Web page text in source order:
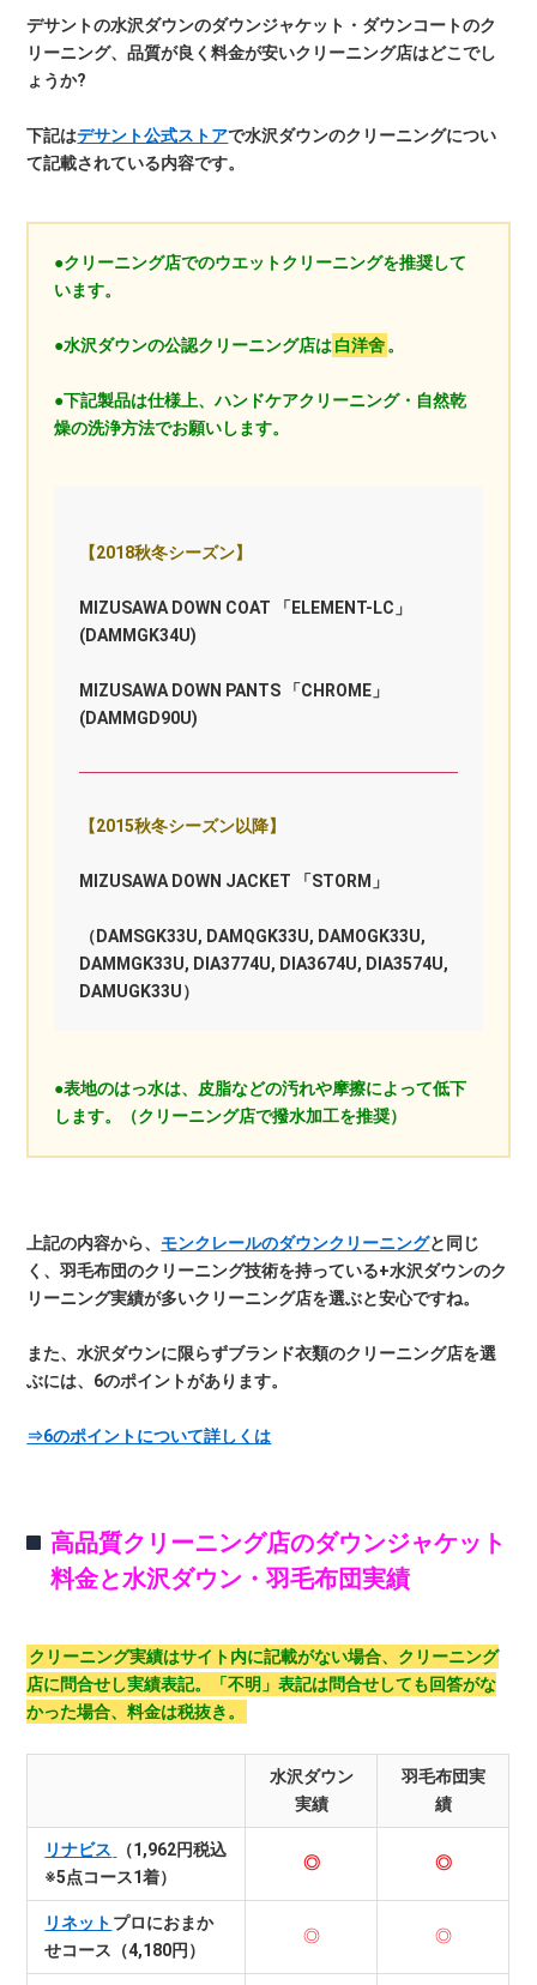
デサントの水沢ダウンのダウンジャケット・ダウンコートのク
リーニング、品質が良く料金が安いクリーニング店はどこでし
ょうか?
下記はデサント公式ストアで水沢ダウンのクリーニングについ
て記載されている内容です。
●クリーニング店でのウエットクリーニングを推奨して
います。
●水沢ダウンの公認クリーニング店は白洋舍。
●下記製品は仕様上、ハンドケアクリーニング・自然乾
燥の洗浄方法でお願いします。
【2018秋冬シーズン】
MIZUSAWA DOWN COAT 「ELEMENT-LC」
(DAMMGK34U)
MIZUSAWA DOWN PANTS 「CHROME」
(DAMMGD90U)
【2015秋冬シーズン以降】
MIZUSAWA DOWN JACKET 「STORM」
（DAMSGK33U, DAMQGK33U, DAMOGK33U,
DAMMGK33U, DIA3774U, DIA3674U, DIA3574U,
DAMUGK33U）
●表地のはっ水は、皮脂などの汚れや摩擦によって低下
します。（クリーニング店で撥水加工を推奨）
上記の内容から、 モンクレールのダウンクリーニングと同じ
く、羽毛布団のクリーニング技術を持っている+水沢ダウンのク
リーニング実績が多いクリーニング店を選ぶと安心ですね。
また、水沢ダウンに限らずブランド衣類のクリーニング店を選
ぶには、6のポイントがあります。
⇒6のポイントについて詳しくは
高品質クリーニング店のダウンジャケット
料金と水沢ダウン・羽毛布団実績
クリーニング実績はサイト内に記載がない場合、クリーニング
店に問合せし実績表記。「不明」表記は問合せしても回答がな
かった場合、料金は税抜き。
水沢ダウン
実績
羽毛布団実
績
リナビス
（1,962円税込
※5点コース1着）
◎ ◎
リネット プロにおまか
せコース（4,180円）
◎ ◎